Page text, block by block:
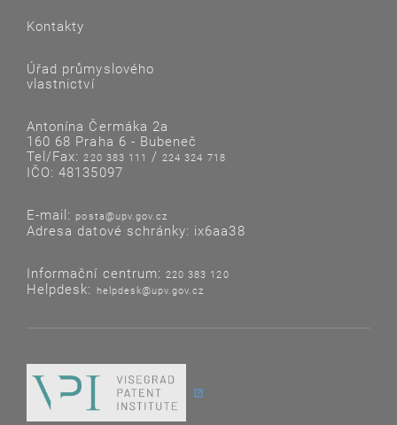
Kontakty
Úřad průmyslového
vlastnictví
Antonína Čermáka 2a
160 68 Praha 6 - Bubeneč
Tel/Fax:220 383 111 /224 324 718
IČO: 48135097
E-mail: posta@upv.gov.cz
Adresa datové schránky: ix6aa38
Informační centrum: 220 383 120
Helpdesk: helpdesk@upv.gov.cz